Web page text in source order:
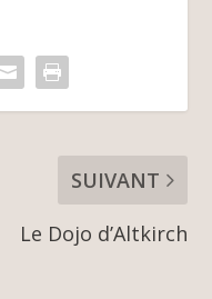
SUIVANT
Le Dojo d’Altkirch